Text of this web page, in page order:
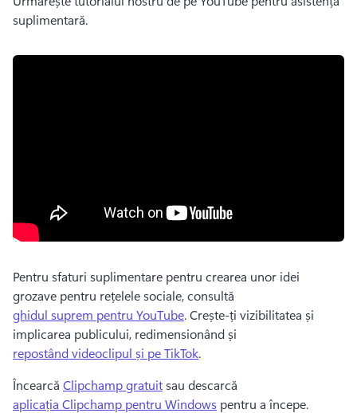
suplimentară.
Pentru sfaturi suplimentare pentru crearea unor idei
grozave pentru rețelele sociale, consultă
ghidul suprem pentru YouTube. Crește-ți vizibilitatea și
implicarea publicului, redimensionând și
repostând videoclipul și pe TikTok.
Încearcă Clipchamp gratuit sau descarcă
aplicația Clipchamp pentru Windows pentru a începe.